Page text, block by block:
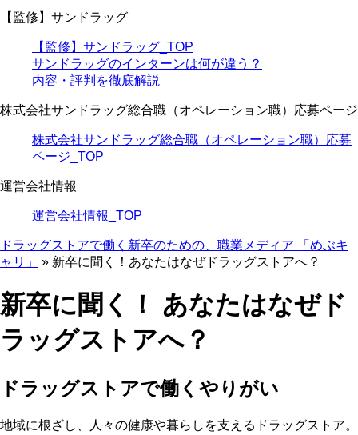
【監修】サンドラッグ
【監修】サンドラッグ_TOP
サンドラッグのインターンは何が違う？
内容・評判を徹底解説
株式会社サンドラッグ総合職（オペレーション職）応募ページ
株式会社サンドラッグ総合職（オペレーション職）応募
ページ_TOP
運営会社情報
運営会社情報_TOP
ドラッグストアで働く新卒のための、職業メディア 「めぶキ
ャリ」
» 新卒に聞く！あなたはなぜドラッグストアへ？
新卒に聞く！ あなたはなぜド
ラッグストアへ？
ドラッグストアで働くやりがい
地域に根ざし、人々の健康や暮らしを支えるドラッグストア。